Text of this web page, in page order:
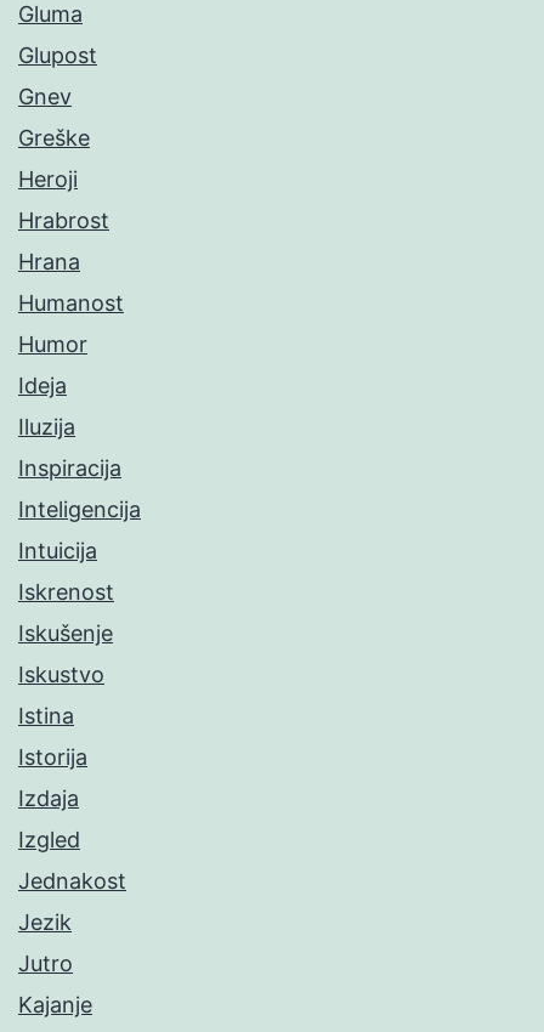
Gluma
Glupost
Gnev
Greške
Heroji
Hrabrost
Hrana
Humanost
Humor
Ideja
Iluzija
Inspiracija
Inteligencija
Intuicija
Iskrenost
Iskušenje
Iskustvo
Istina
Istorija
Izdaja
Izgled
Jednakost
Jezik
Jutro
Kajanje